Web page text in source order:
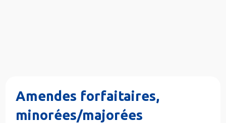
Amendes forfaitaires,
minorées/majorées